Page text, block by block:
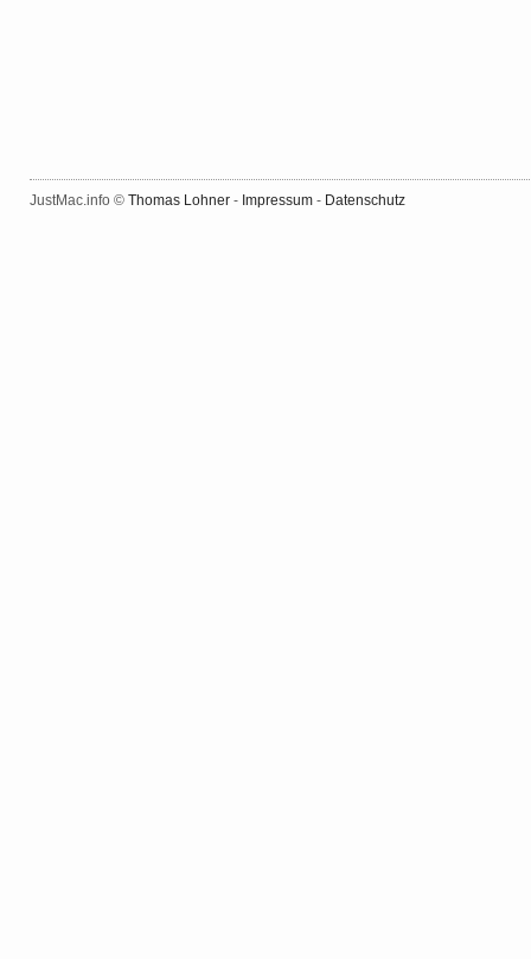
JustMac.info © Thomas Lohner - Impressum - Datenschutz